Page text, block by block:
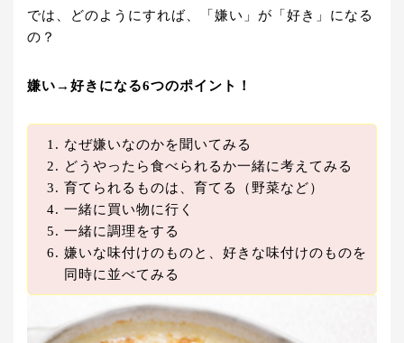
では、どのようにすれば、「嫌い」が「好き」になる
の？
嫌い→好きになる6つのポイント！
なぜ嫌いなのかを聞いてみる
どうやったら食べられるか一緒に考えてみる
育てられるものは、育てる（野菜など）
一緒に買い物に行く
一緒に調理をする
嫌いな味付けのものと、好きな味付けのものを
同時に並べてみる